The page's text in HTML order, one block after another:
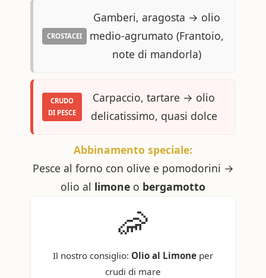
CROSTACEI
Gamberi, aragosta → olio
medio-agrumato (Frantoio,
note di mandorla)
CRUDO
DI PESCE
Carpaccio, tartare → olio
delicatissimo, quasi dolce
Abbinamento speciale:
Pesce al forno con olive e pomodorini →
olio al limone o bergamotto
🦐
Il nostro consiglio: Olio al Limone per
crudi di mare